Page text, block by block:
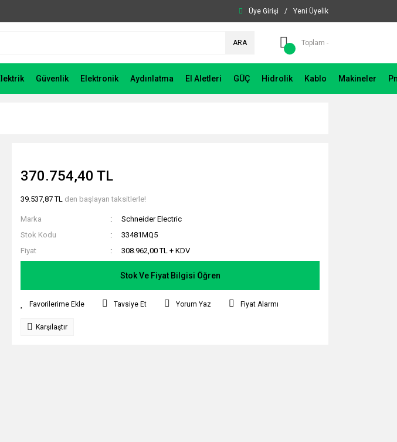
Üye Girişi / Yeni Üyelik
ARA Toplam -
Güvenlik Elektronik Aydınlatma El Aletleri GÜÇ Hidrolik Kablo Makineler
370.754,40 TL
39.537,87 TL den başlayan taksitlerle!
Marka
Schneider Electric
Stok Kodu
33481MQ5
Fiyat
308.962,00 TL + KDV
Stok Ve Fiyat Bilgisi Öğren
Tavsiye Et Yorum Yaz Fiyat Alarmı
Karşılaştır